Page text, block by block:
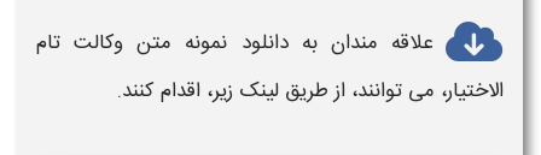
علاقه مندان به دانلود نمونه متن وکالت تام
الاختیار، می توانند، از طریق لینک زیر، اقدام کنند.